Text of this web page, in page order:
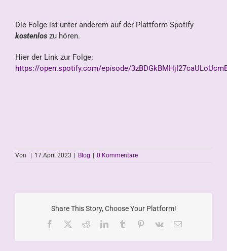
Die Folge ist unter anderem auf der Plattform Spotify
kostenlos zu hören.
Hier der Link zur Folge:
https://open.spotify.com/episode/
Von 17.April 2023 Blog 0 Kommentare
Share This Story, Choose Your Platform!
Facebook
RedditLinkedInTumblr Pinterest
Vk
E-